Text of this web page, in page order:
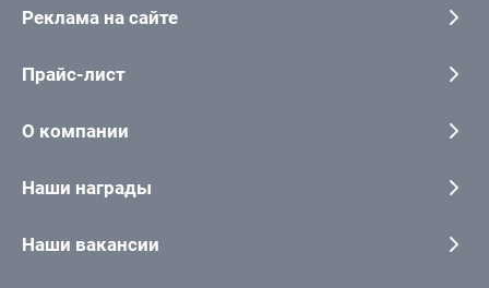
Реклама на сайте
Прайс-лист
О компании
Наши награды
Наши вакансии